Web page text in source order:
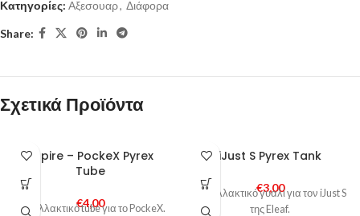
Κατηγορίες: Αξεσουαρ, Διάφορα
Share:
Σχετικά Προϊόντα
Aspire – PockeX Pyrex
Tube
€4,00
Ανταλλακτικό tube για το PockeX.
iJust S Pyrex Tank
€3,00
Ανταλλακτικό γυαλί για τον iJust S
της Eleaf.